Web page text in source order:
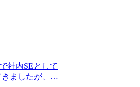
したかったで
収も大幅に上
富で、他に話
う印象を受け
るためのポイ
で、自分でも
と思います。
社内SEとして
ましたが、現